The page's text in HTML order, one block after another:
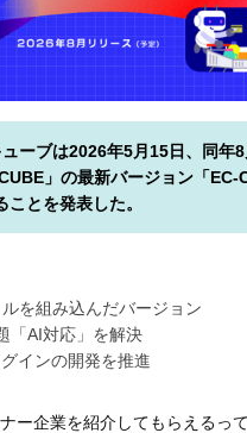
ーブは2026年5月15日、同年
」の最新バージョン「EC-
とを発表した。
を組み込んだバージョン
「AI対応」を解決
インの開発を推進
ー企業を紹介してもらえるっ